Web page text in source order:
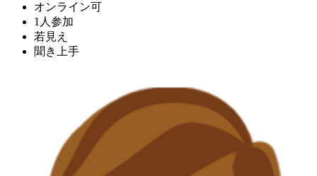
オンライン可
1人参加
若見え
聞き上手